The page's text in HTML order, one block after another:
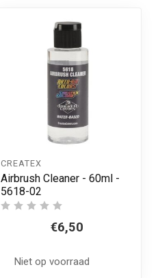
CREATEX
Airbrush Cleaner - 60ml -
5618-02
€6,50
Niet op voorraad